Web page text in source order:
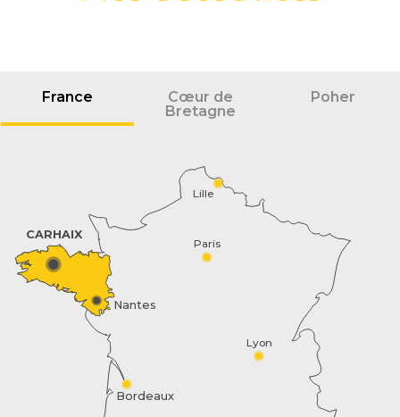
France
Cœur de
Bretagne
Poher
Paris
Lyon
Lille
Bordeaux
Nantes
CARHAIX